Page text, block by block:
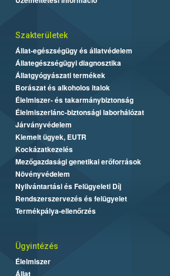
Szakterületek
Állat-egészségügy és állatvédelem
Állategészségügyi diagnosztika
Állatgyógyászati termékek
Borászat és alkoholos italok
Élelmiszer- és takarmánybiztonság
Élelmiszerlánc-biztonsági laborhálózat
Járványvédelem
Kiemelt ügyek, EUTR
Kockázatkezelés
Mezőgazdasági genetikai erőforrások
Növényvédelem
Nyilvántartási és Felügyeleti Díj
Rendszerszervezés és felügyelet
Termékpálya-ellenőrzés
Ügyintézés
Élelmiszer
Állat